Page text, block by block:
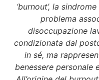
‘burnout’, la
problema
disoccupazione
condizionata dal
in sé, ma
benessere personale